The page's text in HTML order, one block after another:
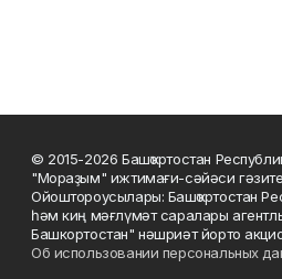
© 2015-2026 Башҡортостан
"Мораҙым" ижтимағи-сәйәси
Ойоштороусылары: Башҡортостан
һәм киң мәғлүмәт саралары
Башкортостан" нәшриәт йорто
Об использовании персональных